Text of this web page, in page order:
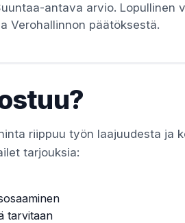
antava arvio. Lopullinen
Verohallinnon päätöksestä.
riippuu työn laajuudesta ja
tarjouksia:
tarvitaan